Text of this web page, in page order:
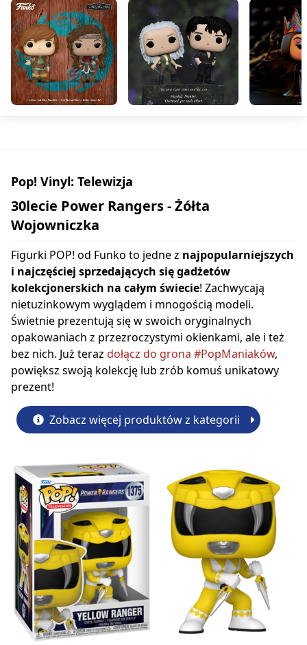
Pop! Vinyl: Telewizja
30lecie Power Rangers - Żółta
Wojowniczka
Figurki POP! od Funko to jedne z najpopularniejszych
i najczęściej sprzedających się gadżetów
kolekcjonerskich na całym świecie! Zachwycają
nietuzinkowym wyglądem i mnogością modeli.
Świetnie prezentują się w swoich oryginalnych
opakowaniach z przezroczystymi okienkami, ale i też
bez nich. Już teraz dołącz do grona #PopManiaków,
powiększ swoją kolekcję lub zrób komuś unikatowy
prezent!
Zobacz więcej produktów z kategorii